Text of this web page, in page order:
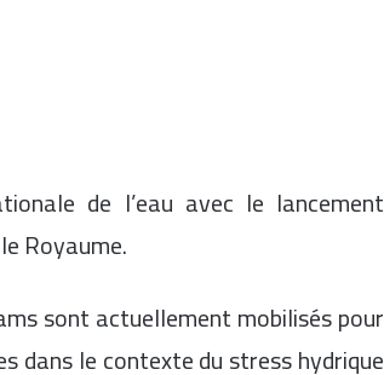
de l’eau avec le lancement
Royaume.
sont actuellement mobilisés pour
dans le contexte du stress hydrique